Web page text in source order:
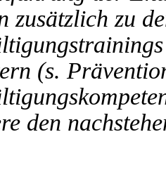
zusätzlich zu
(s.
den